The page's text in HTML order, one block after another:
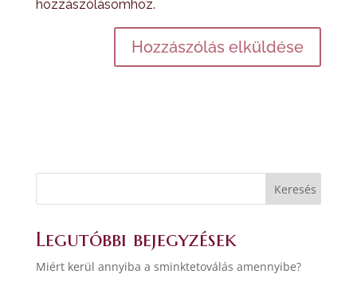
hozzászólásomhoz.
Legutóbbi bejegyzések
Miért kerül annyiba a sminktetoválás amennyibe?